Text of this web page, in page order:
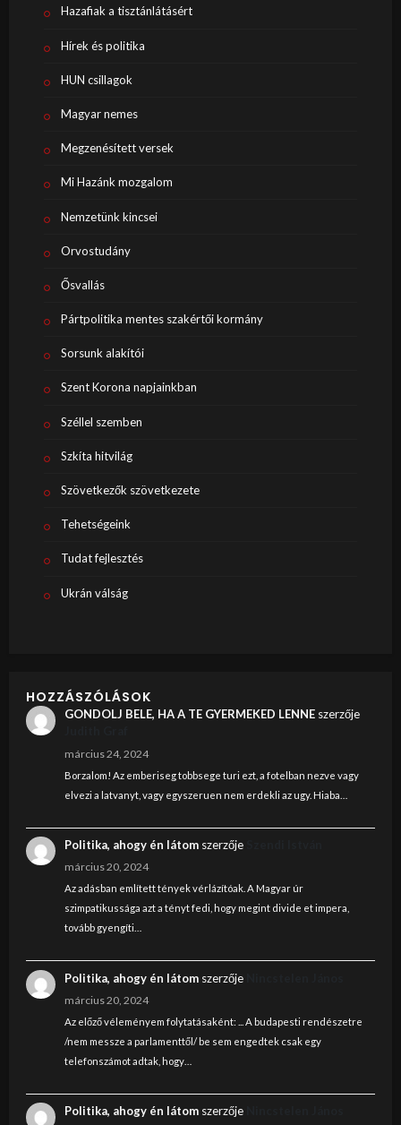
Hazafiak a tisztánlátásért
Hírek és politika
HUN csillagok
Magyar nemes
Megzenésített versek
Mi Hazánk mozgalom
Nemzetünk kincsei
Orvostudány
Ősvallás
Pártpolitika mentes szakértői kormány
Sorsunk alakítói
Szent Korona napjainkban
Széllel szemben
Szkíta hitvilág
Szövetkezők szövetkezete
Tehetségeink
Tudat fejlesztés
Ukrán válság
HOZZÁSZÓLÁSOK
GONDOLJ BELE, HA A TE GYERMEKED LENNEszerzője
március 24, 2024
Borzalom! Az emberiseg tobbsege turi ezt, a fotelban nezve vagy
elvezi a latvanyt, vagy egyszeruen nem erdekli az ugy. Hiaba…
Politika, ahogy én látomszerzője
március 20, 2024
Az adásban említett tények vérlázítóak. A Magyar úr
szimpatikussága azt a tényt fedi, hogy megint divide et impera,
tovább gyengíti…
Politika, ahogy én látomszerzője
március 20, 2024
Az előző véleményem folytatásaként: ... A budapesti rendészetre
/nem messze a parlamenttől/ be sem engedtek csak egy
telefonszámot adtak, hogy…
Politika, ahogy én látomszerzője